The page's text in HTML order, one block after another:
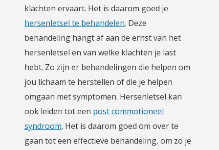
klachten ervaart. Het is daarom goed je
hersenletsel te behandelen. Deze
behandeling hangt af aan de ernst van het
hersenletsel en van welke klachten je last
hebt. Zo zijn er behandelingen die helpen om
jou lichaam te herstellen of die je helpen
omgaan met symptomen. Hersenletsel kan
ook leiden tot een post commotioneel
syndroom. Het is daarom goed om over te
gaan tot een effectieve behandeling, om zo je